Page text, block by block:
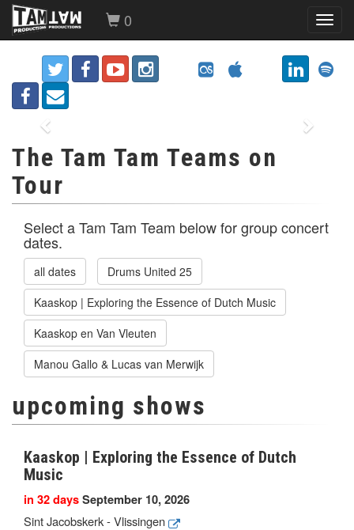
0
Previous Next
The Tam Tam Teams on
Tour
Select a Tam Tam Team below for group concert
dates.
all dates
Drums United 25
Kaaskop | Exploring the Essence of Dutch Music
Kaaskop en Van Vleuten
Manou Gallo & Lucas van Merwijk
upcoming shows
Kaaskop | Exploring the Essence of Dutch
Music
in 32 daysSeptember 10, 2026
Sint Jacobskerk - Vlissingen